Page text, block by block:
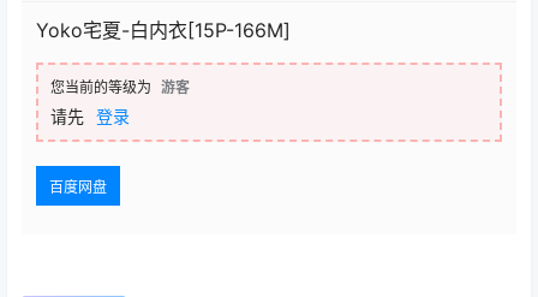
Yoko宅夏-白内衣[15P-166M]
您当前的等级为 游客
请先 登录
百度网盘